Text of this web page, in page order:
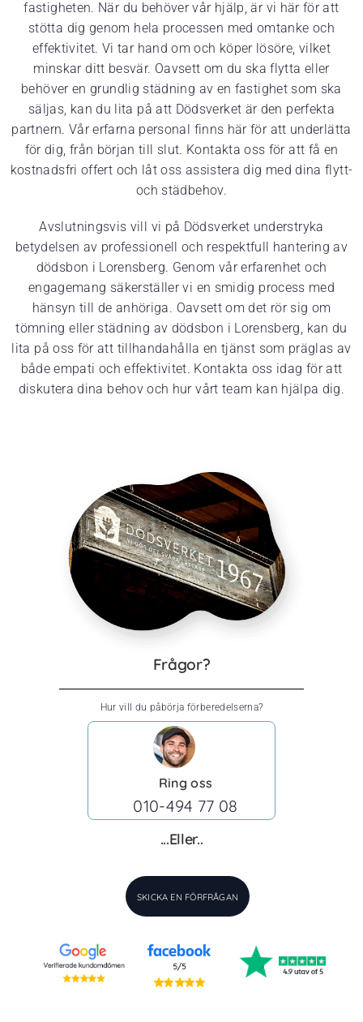
fastigheten. När du behöver vår hjälp, är vi här för att
stötta dig genom hela processen med omtanke och
effektivitet. Vi tar hand om och köper lösöre, vilket
minskar ditt besvär. Oavsett om du ska flytta eller
behöver en grundlig städning av en fastighet som ska
säljas, kan du lita på att Dödsverket är den perfekta
partnern. Vår erfarna personal finns här för att underlätta
för dig, från början till slut. Kontakta oss för att få en
kostnadsfri offert och låt oss assistera dig med dina flytt-
och städbehov.
Avslutningsvis vill vi på Dödsverket understryka
betydelsen av professionell och respektfull hantering av
dödsbon i Lorensberg. Genom vår erfarenhet och
engagemang säkerställer vi en smidig process med
hänsyn till de anhöriga. Oavsett om det rör sig om
tömning eller städning av dödsbon i Lorensberg, kan du
lita på oss för att tillhandahålla en tjänst som präglas av
både empati och effektivitet. Kontakta oss idag för att
diskutera dina behov och hur vårt team kan hjälpa dig.
Frågor?
Hur vill du påbörja förberedelserna?
Ring oss
010-494 77 08
...Eller..
SKICKA EN FÖRFRÅGAN